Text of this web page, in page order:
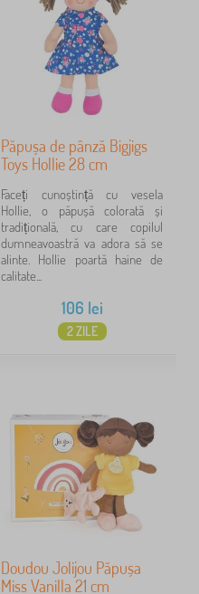
Păpușa de pânză Bigjigs
Toys Hollie 28 cm
Faceți cunoștință cu vesela
Hollie, o păpușă colorată și
tradițională, cu care copilul
dumneavoastră va adora să se
alinte. Hollie poartă haine de
calitate...
106 lei
2 ZILE
Doudou Jolijou Păpușa
Miss Vanilla 21 cm